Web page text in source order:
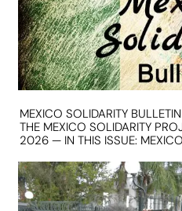
MEXICO SOLIDARITY
THE MEXICO SOLIDARITY
2026 — IN THIS ISSUE: